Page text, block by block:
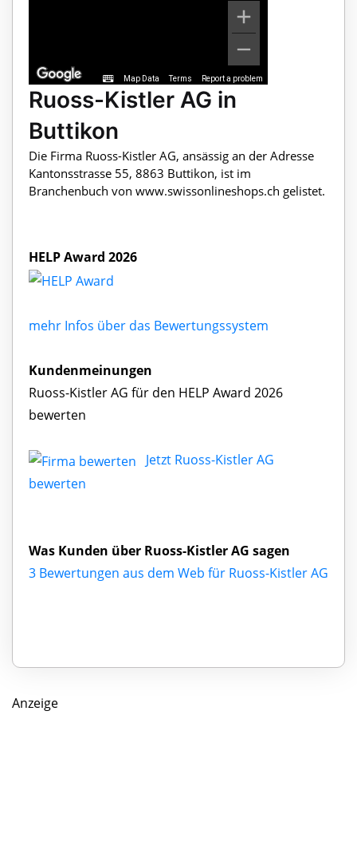
Map Data Terms Report a problem
Ruoss-Kistler AG in
Buttikon
Die Firma Ruoss-Kistler AG, ansässig an der Adresse
Kantonsstrasse 55, 8863 Buttikon, ist im
Branchenbuch von www.swissonlineshops.ch gelistet.
HELP Award 2026
mehr Infos über das Bewertungssystem
Kundenmeinungen
Ruoss-Kistler AG für den HELP Award 2026
bewerten
Jetzt Ruoss-Kistler AG
bewerten
Was Kunden über Ruoss-Kistler AG sagen
3 Bewertungen aus dem Web für Ruoss-Kistler AG
Anzeige